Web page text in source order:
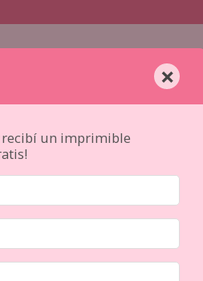
DE AUTOR
clear 20 mm with glitter
×
recibí un imprimible